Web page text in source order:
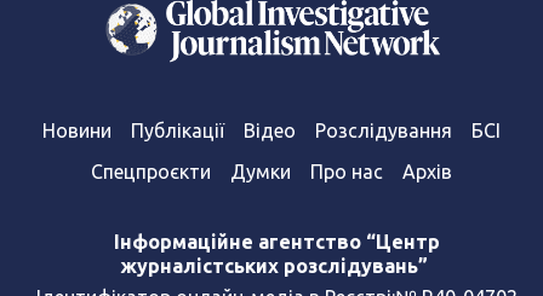
Новини Публікації Відео Розслідування
БСІ
Спецпроєкти
Думки Про нас Архів
Інформаційне агентство “Центр
журналістських розслідувань”